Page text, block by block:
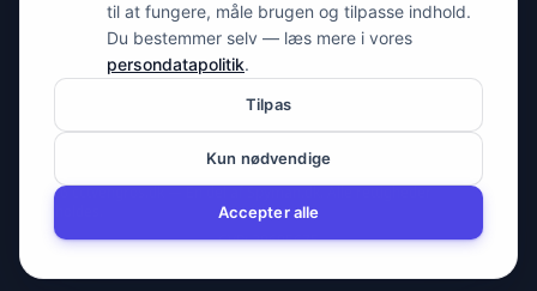
info@spyman.dk
Peter Bangs Vej 153, 2000 Frederiksberg
© 2026 cctvengros.dk — En del af Spyman.dk. Alle rettigheder
CVR: 30605675
til at fungere, måle brugen og tilpasse indhold.
Du bestemmer selv — læs mere i vores
persondatapolitik.
Tilpas
Kun nødvendige
Accepter alle